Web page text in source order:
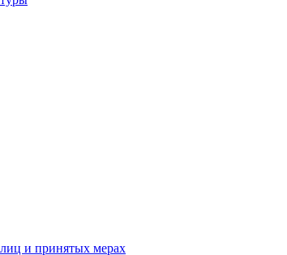
и принятых мерах